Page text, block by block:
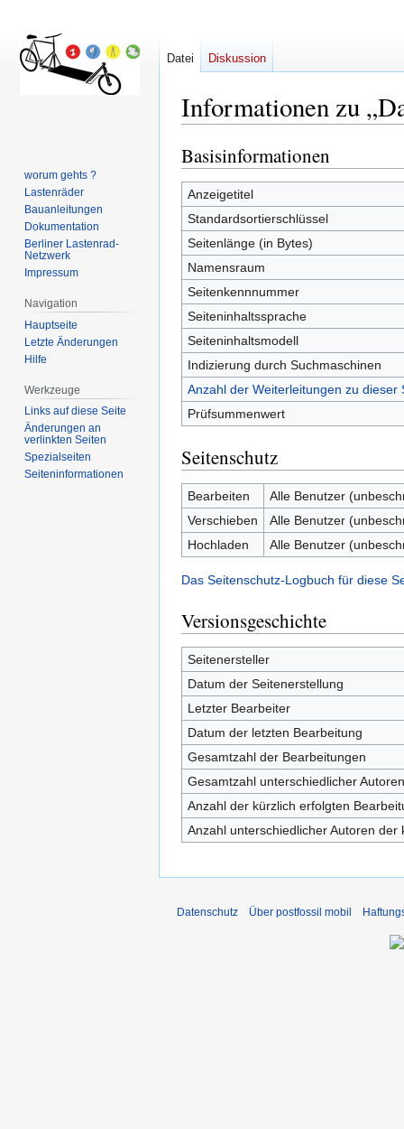
Informationen zu
Zur
Navigation
springen
Zur
Suche
springen
Basisinformationen
Anzeigetitel
Standardsortierschlüssel
Seitenlänge (in Bytes)
Namensraum
Seitenkennnummer
Seiteninhaltssprache
Seiteninhaltsmodell
Indizierung durch Suchmaschinen
Anzahl der Weiterleitungen zu dieser
Prüfsummenwert
Seitenschutz
Bearbeiten
Alle Benutzer
Verschieben
Alle Benutzer
Hochladen
Alle Benutzer
Das Seitenschutz-Logbuch für diese
Versionsgeschichte
Seitenersteller
Datum der Seitenerstellung
Letzter Bearbeiter
Datum der letzten Bearbeitung
Gesamtzahl der Bearbeitungen
Gesamtzahl unterschiedlicher Autoren
Anzahl der kürzlich erfolgten
Anzahl unterschiedlicher Autoren
Datei Diskussion
worum gehts ?
Lastenräder
Bauanleitungen
Dokumentation
Berliner Lastenrad-
Netzwerk
Impressum
Navigation
Hauptseite
Letzte Änderungen
Hilfe
Werkzeuge
Links auf diese Seite
Änderungen an
verlinkten Seiten
Spezialseiten
Seiten­informationen
Datenschutz Über postfossil mobil